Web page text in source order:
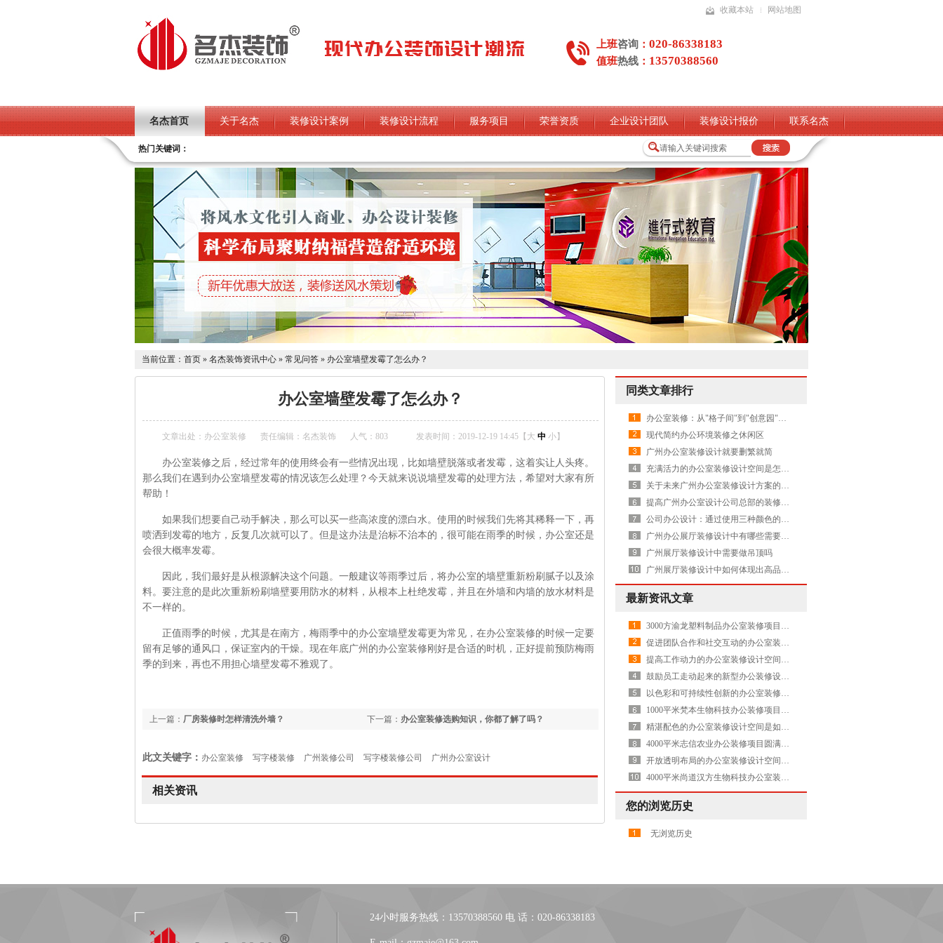
收藏本站 网站地图
上班咨询 ： 020-86338183
值班热线 ： 13570388560
名杰首页 关于名杰 装修设计案例 装修设计流程 服务项目 荣誉资质 企业设计团队 装修设计报价 联系名杰
热门关键词：
当前位置： 首页 » 名杰装饰资讯中心 » 常见问答 » 办公室墙壁发霉了怎么办？
办公室墙壁发霉了怎么办？
文章出处：办公室装修 责任编辑：名杰装饰 人气： 803 发表时间：2019-12-19 14:45【 大 中 小】
办公室装修之后，经过常年的使用终会有一些情况出现，比如墙壁脱落或者发霉，这着实让人头疼。
那么我们在遇到办公室墙壁发霉的情况该怎么处理？今天就来说说墙壁发霉的处理方法，希望对大家有所
帮助！
如果我们想要自己动手解决，那么可以买一些高浓度的漂白水。使用的时候我们先将其稀释一下，再
喷洒到发霉的地方，反复几次就可以了。但是这办法是治标不治本的，很可能在雨季的时候，办公室还是
会很大概率发霉。
因此，我们最好是从根源解决这个问题。一般建议等雨季过后，将办公室的墙壁重新粉刷腻子以及涂
料。要注意的是此次重新粉刷墙壁要用防水的材料，从根本上杜绝发霉，并且在外墙和内墙的放水材料是
不一样的。
正值雨季的时候，尤其是在南方，梅雨季中的办公室墙壁发霉更为常见，在办公室装修的时候一定要
留有足够的通风口，保证室内的干燥。现在年底广州的办公室装修刚好是合适的时机，正好提前预防梅雨
季的到来，再也不用担心墙壁发霉不雅观了。
下一篇： 办公室装修选购知识，你都了解了吗？
上一篇： 厂房装修时怎样清洗外墙？
此文关键字： 办公室装修 写字楼装修 广州装修公司 写字楼装修公司 广州办公室设计
相关资讯
同类文章排行
办公室装修：从"格子间"到"创意园"，你的办公环境暴露了公司文化
现代简约办公环境装修之休闲区
广州办公室装修设计就要删繁就简
充满活力的办公室装修设计空间是怎样的
关于未来广州办公室装修设计方案的畅想
提高广州办公室设计公司总部的装修水平有哪些
公司办公设计：通过使用三种颜色的标准模块化实现了天花板改造
广州办公展厅装修设计中有哪些需要注意的
广州展厅装修设计中需要做吊顶吗
广州展厅装修设计中如何体现出高品质呢
最新资讯文章
3000方渝龙塑料制品办公室装修项目圆满交付
促进团队合作和社交互动的办公室装修设计空间是怎样的——Evolution
提高工作动力的办公室装修设计空间是怎样的——Avnet
鼓励员工走动起来的新型办公装修设计空间是怎样打造的——康稳
以色彩和可持续性创新的办公室装修设计空间是怎样打造的——Servier施维雅
1000平米梵本生物科技办公装修项目圆满交付
精湛配色的办公室装修设计空间是如何打造的——再生能源 Axpo Group
4000平米志信农业办公装修项目圆满交付
开放透明布局的办公室装修设计空间是怎样打造的——Emerson艾默生华沙总部
4000平米尚道汉方生物科技办公室装修设计空间圆满交付
您的浏览历史
无浏览历史
24小时服务热线：13570388560 电 话：020-86338183